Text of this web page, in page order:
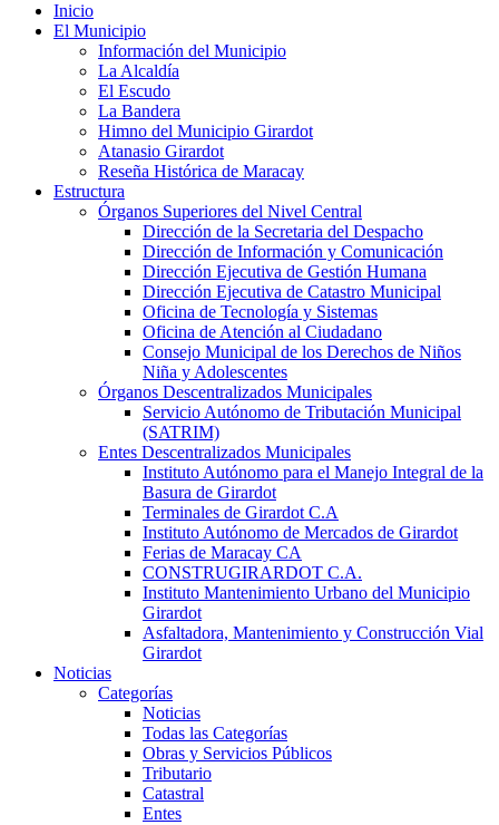
Inicio
El Municipio
Información del Municipio
La Alcaldía
El Escudo
La Bandera
Himno del Municipio Girardot
Atanasio Girardot
Reseña Histórica de Maracay
Estructura
Órganos Superiores del Nivel Central
Dirección de la Secretaria del Despacho
Dirección de Información y Comunicación
Dirección Ejecutiva de Gestión Humana
Dirección Ejecutiva de Catastro Municipal
Oficina de Tecnología y Sistemas
Oficina de Atención al Ciudadano
Consejo Municipal de los Derechos de Niños
Niña y Adolescentes
Órganos Descentralizados Municipales
Servicio Autónomo de Tributación Municipal
(SATRIM)
Entes Descentralizados Municipales
Instituto Autónomo para el Manejo Integral de la
Basura de Girardot
Terminales de Girardot C.A
Instituto Autónomo de Mercados de Girardot
Ferias de Maracay CA
CONSTRUGIRARDOT C.A.
Instituto Mantenimiento Urbano del Municipio
Girardot
Asfaltadora, Mantenimiento y Construcción Vial
Girardot
Noticias
Categorías
Noticias
Todas las Categorías
Obras y Servicios Públicos
Tributario
Catastral
Entes